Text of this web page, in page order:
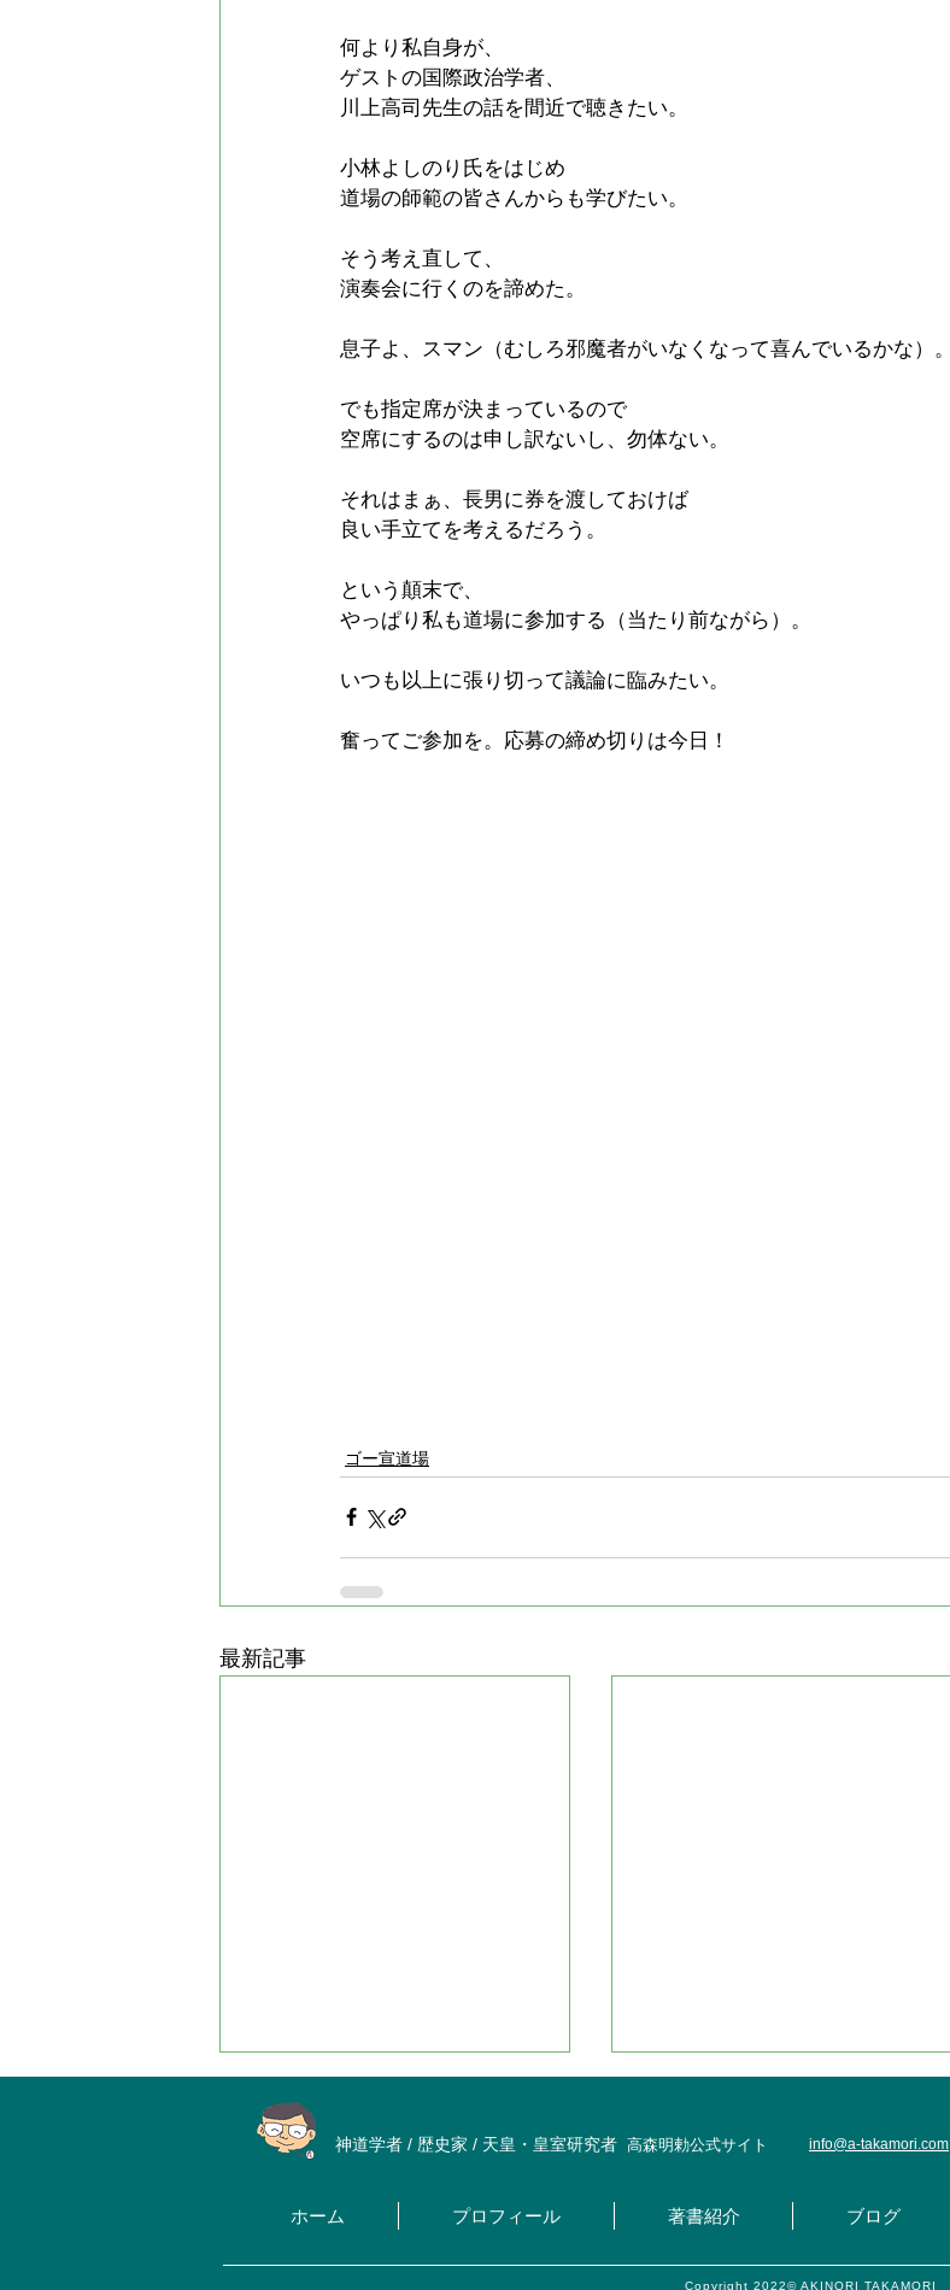
何より私自身が、
ゲストの国際政治学者、
川上高司先生の話を間近で聴きたい。
小林よしのり氏をはじめ
道場の師範の皆さんからも学びたい。
そう考え直して、
演奏会に行くのを諦めた。
息子よ、スマン（むしろ邪魔者がいなくなって喜んでいるかな）。
でも指定席が決まっているので
空席にするのは申し訳ないし、勿体ない。
それはまぁ、長男に券を渡しておけば
良い手立てを考えるだろう。
という顛末で、
やっぱり私も道場に参加する（当たり前ながら）。
いつも以上に張り切って議論に臨みたい。
奮ってご参加を。応募の締め切りは今日！
ゴー宣道場
最新記事
神道学者 / 歴史家 / 天皇・皇室研究者 高森明勅公式サイト info@a-takamori.com
ホーム プロフィール 著書紹介 ブログ
Copyright 2022© AKINORI TAKAMORI